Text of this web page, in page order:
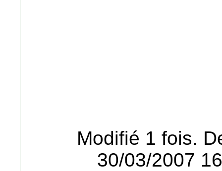
Modifié 1 fois.
30/03/2007